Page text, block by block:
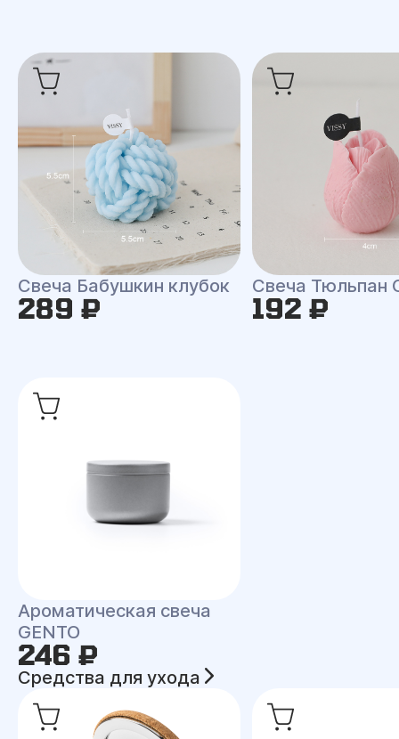
Свеча Бабушкин клубок
289 ₽
Свеча Тюльпан
192 ₽
Ароматическая свеча
GENTO
246 ₽
Средства для ухода